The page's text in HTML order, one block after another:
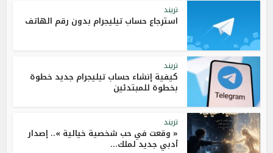
تريند
استرجاع حساب تيليجرام بدون رقم الهاتف
تريند
كيفية إنشاء حساب تيليجرام جديد خطوة
بخطوة للمبتدئين
تريند
« وقعت في حب شخصية خيالية ».. إصدار
أدبي جديد لملك...